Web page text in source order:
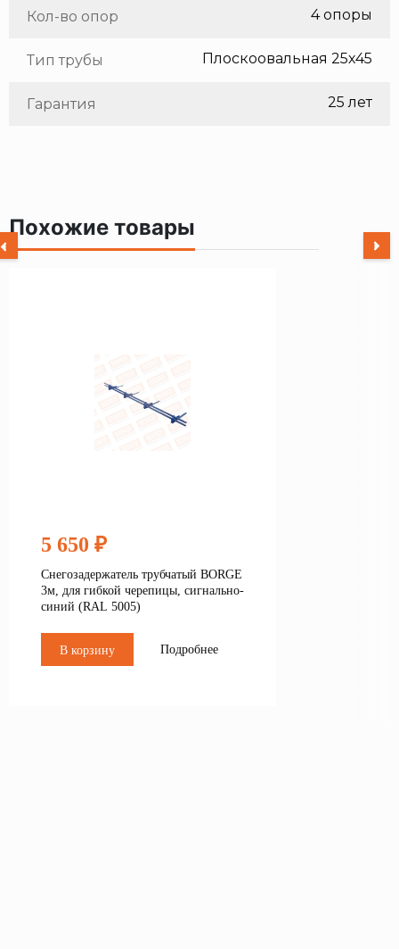
Кол-во опор 4 опоры
Тип трубы Плоскоовальная 25х45
Гарантия 25 лет
Похожие товары
5 650 ₽
Снегозадержатель трубчатый BORGE
3м, для гибкой черепицы, сигнально-
синий (RAL 5005)
В корзину Подробнее